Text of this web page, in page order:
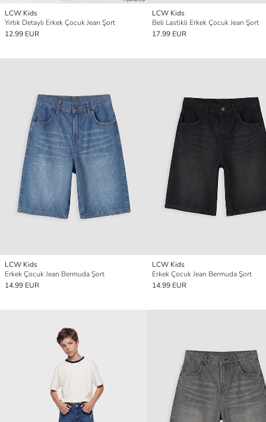
LCW Kids
Yırtık Detaylı Erkek Çocuk Jean Şort
12.99 EUR
LCW Kids
Beli Lastikli Erkek Çocuk Jean Şort
17.99 EUR
LCW Kids
Erkek Çocuk Jean Bermuda Şort
14.99 EUR
LCW Kids
Erkek Çocuk Jean Bermuda Şort
14.99 EUR